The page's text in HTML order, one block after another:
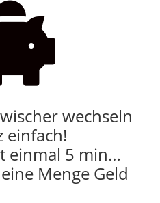
wechseln
einfach!
einmal 5 min…
Menge Geld